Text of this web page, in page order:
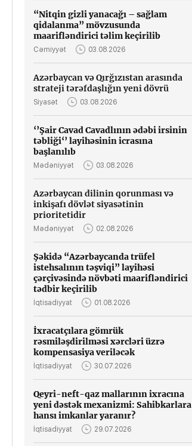
“Nitqin gizli yanacağı – sağlam
qidalanma” mövzusunda
maarifləndirici təlim keçirilib
Cəmiyyət 03.08.2026
Azərbaycan və Qırğızıstan arasında
strateji tərəfdaşlığın yeni dövrü
Siyasət 03.08.2026
‘’Şair Cavad Cavadlının ədəbi irsinin
təbliği‘’ layihəsinin icrasına
başlanılıb
Mədəniyyət 03.08.2026
Azərbaycan dilinin qorunması və
inkişafı dövlət siyasətinin
prioritetidir
Mədəniyyət 02.08.2026
Şəkidə “Azərbaycanda trüfel
istehsalının təşviqi” layihəsi
çərçivəsində növbəti maarifləndirici
tədbir keçirilib
İqtisadiyyat 01.08.2026
İxracatçılara gömrük
rəsmiləşdirilməsi xərcləri üzrə
kompensasiya veriləcək
İqtisadiyyat 30.07.2026
Qeyri-neft-qaz mallarının ixracına
yeni dəstək mexanizmi: Sahibkarlara
hansı imkanlar yaranır?
İqtisadiyyat 29.07.2026